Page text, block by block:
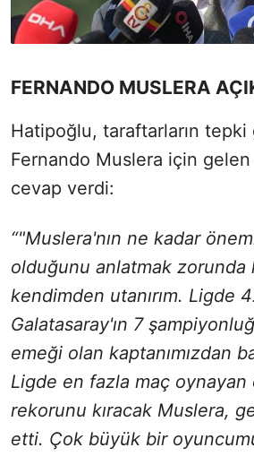
FERNANDO MUSLERA
Hatipoğlu, taraftarların tepki
Fernando Muslera için
cevap verdi:
“"Muslera'nın ne kadar
olduğunu anlatmak zorunda
kendimden utanırım. Ligde
Galatasaray'ın 7
emeği olan kaptanımızdan
Ligde en fazla maç oynayan
rekorunu kıracak Muslera,
etti. Çok büyük bir